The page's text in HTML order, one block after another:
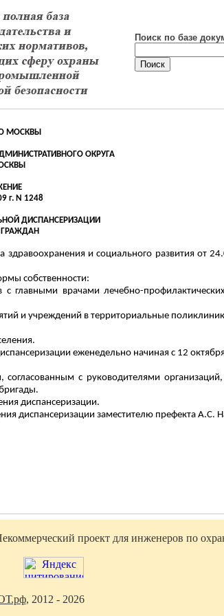
Поиск по базе
МОСКВЫ
ОКРУГА
г. N 1248
ДИСПАНСЕРИЗАЦИИ
и социального развития от
собственности:
главными врачами лечебно-
и учреждений в территориальные
еженедельно начиная с 12
с руководителями
диспансеризации.
диспансеризации заместителю префекта А.С.
проект для инженеров по
, 2012 - 2026